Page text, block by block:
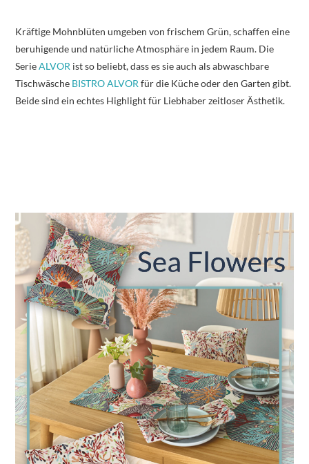
Kräftige Mohnblüten umgeben von frischem Grün, schaffen eine
beruhigende und natürliche Atmosphäre in jedem Raum. Die
SerieALVOR ist so beliebt, dass es sie auch als abwaschbare
Tischwäsche BISTRO ALVORfür die Küche oder den Garten gibt.
Beide sind ein echtes Highlight für Liebhaber zeitloser Ästhetik.